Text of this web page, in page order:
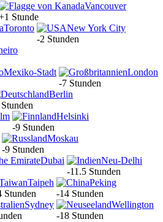
Vancouver
Stunde
Toronto
New York City
-2 Stunden
Mexiko-Stadt
London
-7 Stunden
Berlin
Helsinki
-9 Stunden
Moskau
-9 Stunden
Dubai
Neu-Delhi
-11.5 Stunden
Taipeh
Stunden
Peking
-14 Stunden
Sydney
Wellington
-18 Stunden